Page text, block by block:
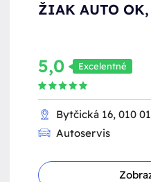
ŽIAK AUTO OK,
5,0 Excelentné
Bytčická 16, 010
Autoservis